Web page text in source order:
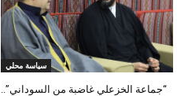
سياسة محلي
“جماعة الخزعلي غاضبة من السوداني”..